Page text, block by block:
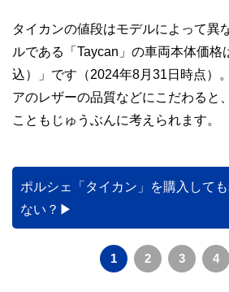
タイカンの値段はモデルによって異
ルである「Taycan」の車両本体価格
込）」です（2024年8月31日時点）
アのレザーの品質などにこだわると
こともじゅうぶんに考えられます。
ポルシェ「タイカン」を購入して
ない？
1 2 3 4